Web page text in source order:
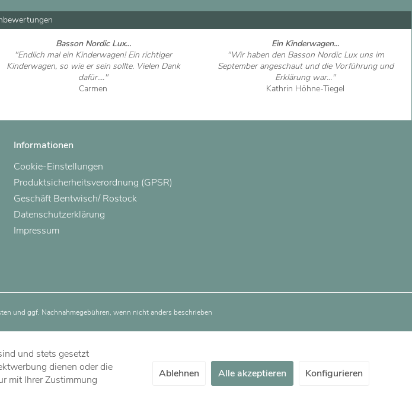
Basson Nordic Lux...
"Endlich mal ein Kinderwagen! Ein richtiger
Kinderwagen, so wie er sein sollte. Vielen Dank
dafür...."
Carmen
Ein Kinderwagen...
"Wir haben den Basson Nordic Lux uns im
September angeschaut und die Vorführung und
Erklärung war..."
Kathrin Höhne-Tiegel
Informationen
Cookie-Einstellungen
Produktsicherheitsverordnung (GPSR)
Geschäft Bentwisch/ Rostock
Datenschutzerklärung
Impressum
und ggf. Nachnahmegebühren, wenn nicht anders beschrieben
und stets gesetzt
dienen oder die
mit Ihrer Zustimmung
Ablehnen Alle akzeptieren Konfigurieren